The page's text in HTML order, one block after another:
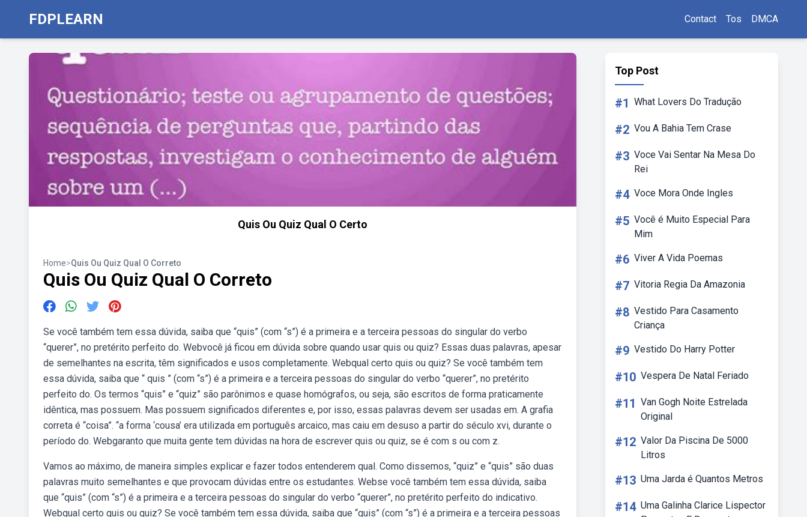
FDPLEARN Contact Tos DMCA
Quis Ou Quiz Qual O Certo
Home>Quis Ou Quiz Qual O Correto
Quis Ou Quiz Qual O Correto
Se você também tem essa dúvida, saiba que “quis” (com “s”) é a primeira e a terceira pessoas do singular do verbo
“querer”, no pretérito perfeito do. Webvocê já ficou em dúvida sobre quando usar quis ou quiz? Essas duas palavras, apesar
de semelhantes na escrita, têm significados e usos completamente. Webqual certo quis ou quiz? Se você também tem
essa dúvida, saiba que “ quis ” (com “s”) é a primeira e a terceira pessoas do singular do verbo “querer”, no pretérito
perfeito do. Os termos “quis” e “quiz” são parônimos e quase homógrafos, ou seja, são escritos de forma praticamente
idêntica, mas possuem. Mas possuem significados diferentes e, por isso, essas palavras devem ser usadas em. A grafia
correta é “coisa”. “a forma ‘cousa’ era utilizada em português arcaico, mas caiu em desuso a partir do século xvi, durante o
período do. Webgaranto que muita gente tem dúvidas na hora de escrever quis ou quiz, se é com s ou com z.
Vamos ao máximo, de maneira simples explicar e fazer todos entenderem qual. Como dissemos, “quiz” e “quis” são duas
palavras muito semelhantes e que provocam dúvidas entre os estudantes. Webse você também tem essa dúvida, saiba
que “quis” (com “s”) é a primeira e a terceira pessoas do singular do verbo “querer”, no pretérito perfeito do indicativo.
Webqual certo quis ou quiz? Se você também tem essa dúvida, saiba que “quis” (com “s”) é a primeira e a terceira pessoas
Top Post
#1 What Lovers Do Tradução
#2 Vou A Bahia Tem Crase
#3 Voce Vai Sentar Na Mesa Do
Rei
#4 Voce Mora Onde Ingles
#5 Você é Muito Especial Para
Mim
#6 Viver A Vida Poemas
#7 Vitoria Regia Da Amazonia
#8 Vestido Para Casamento
Criança
#9 Vestido Do Harry Potter
#10 Vespera De Natal Feriado
#11 Van Gogh Noite Estrelada
Original
#12 Valor Da Piscina De 5000
Litros
#13 Uma Jarda é Quantos Metros
#14 Uma Galinha Clarice Lispector